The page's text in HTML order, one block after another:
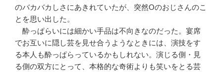
のバカバカしさにあきれていたが、突然Oのおじさんのこ
とを思い出した。
酔っぱらいには細かい手品は不向きなのだった。宴席
でお互いに隠し芸を見せ合うようなときには、演技をす
る本人も酔っぱらっているかもしれない。演じる側・見
る側の双方にとって、本格的な奇術よりも笑いをとる芸